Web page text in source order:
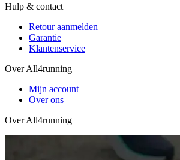
Hulp & contact
Retour aanmelden
Garantie
Klantenservice
Over All4running
Mijn account
Over ons
Over All4running